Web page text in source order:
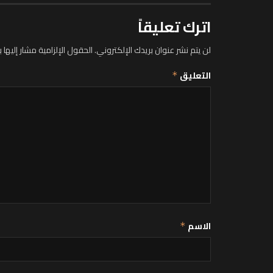
اترك تعليقاً
لن يتم نشر عنوان بريدك الإلكتروني.الحقول الإلزامية مشار إليها
التعليق *
الاسم *